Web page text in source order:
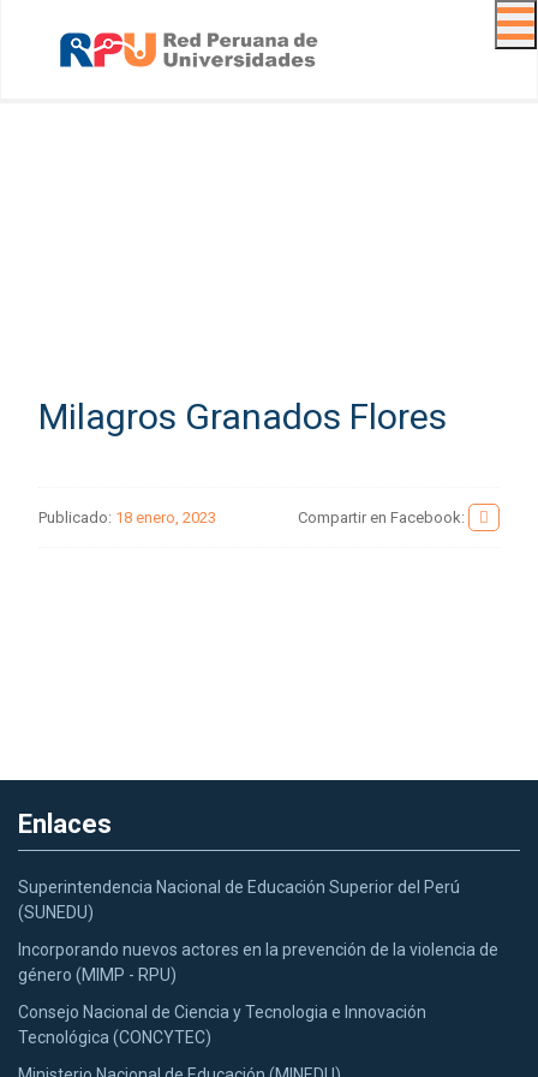
Milagros Granados Flores
Publicado: 18 enero, 2023 Compartir en Facebook:
Enlaces
Superintendencia Nacional de Educación Superior del Perú
(SUNEDU)
Incorporando nuevos actores en la prevención de la violencia de
género (MIMP - RPU)
Consejo Nacional de Ciencia y Tecnologia e Innovación
Tecnológica (CONCYTEC)